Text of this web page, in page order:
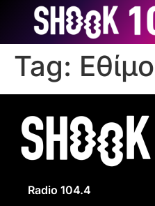
Tag:
Radio 104.4